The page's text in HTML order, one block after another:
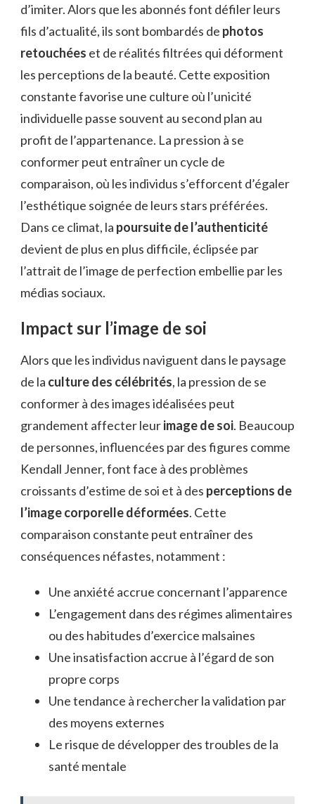
d’imiter. Alors que les abonnés font défiler leurs
fils d’actualité, ils sont bombardés de photos
retouchées et de réalités filtrées qui déforment
les perceptions de la beauté. Cette exposition
constante favorise une culture où l’unicité
individuelle passe souvent au second plan au
profit de l’appartenance. La pression à se
conformer peut entraîner un cycle de
comparaison, où les individus s’efforcent d’égaler
l’esthétique soignée de leurs stars préférées.
Dans ce climat, la poursuite de l’authenticité
devient de plus en plus difficile, éclipsée par
l’attrait de l’image de perfection embellie par les
médias sociaux.
Impact sur l’image de soi
Alors que les individus naviguent dans le paysage
de la culture des célébrités, la pression de se
conformer à des images idéalisées peut
grandement affecter leurimage de soi. Beaucoup
de personnes, influencées par des figures comme
Kendall Jenner, font face à des problèmes
croissants d’estime de soi et à des perceptions de
l’image corporelle déformées. Cette
comparaison constante peut entraîner des
conséquences néfastes, notamment :
Une anxiété accrue concernant l’apparence
L’engagement dans des régimes alimentaires
ou des habitudes d’exercice malsaines
Une insatisfaction accrue à l’égard de son
propre corps
Une tendance à rechercher la validation par
des moyens externes
Le risque de développer des troubles de la
santé mentale